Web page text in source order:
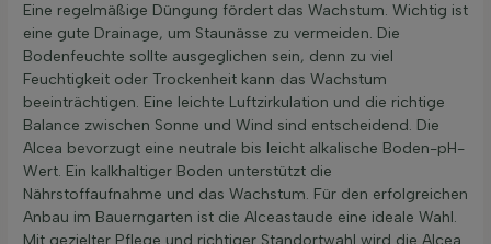
Eine regelmäßige Düngung fördert das Wachstum. Wichtig ist
eine gute Drainage, um Staunässe zu vermeiden. Die
Bodenfeuchte sollte ausgeglichen sein, denn zu viel
Feuchtigkeit oder Trockenheit kann das Wachstum
beeinträchtigen. Eine leichte Luftzirkulation und die richtige
Balance zwischen Sonne und Wind sind entscheidend. Die
Alcea bevorzugt eine neutrale bis leicht alkalische Boden-pH-
Wert. Ein kalkhaltiger Boden unterstützt die
Nährstoffaufnahme und das Wachstum. Für den erfolgreichen
Anbau im Bauerngarten ist die Alceastaude eine ideale Wahl.
Mit gezielter Pflege und richtiger Standortwahl wird die Alcea